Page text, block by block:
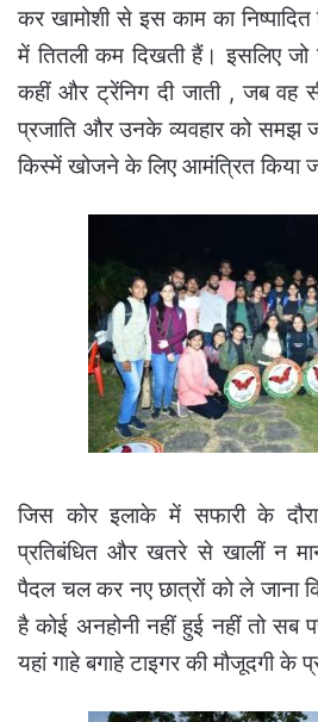
कर खामोशी से इस काम का
में तितली कम दिखती हैं। इसलिए जो
कहीं और ट्रेंनिग दी जाती , जब वह
प्रजाति और उनके व्यवहार को समझ
किस्में खोजने के लिए आमंत्रित किया
जिस कोर इलाके में सफारी के
प्रतिबंधित और खतरे से खालीं न
पैदल चल कर नए छात्रों को ले जाना
है कोई अनहोनी नहीं हुई नहीं तो सब
यहां गाहे बगाहे टाइगर की मौजूदगी के